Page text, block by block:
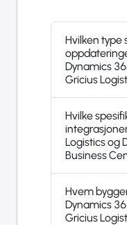
Hvilken type
Dynamics
Gricius
Hvilke
Logistics og
Business
Hvem
Dynamics
Gricius